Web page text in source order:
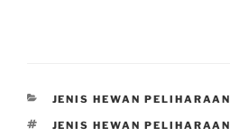
CATEGORIES
JENIS HEWAN PELIHARAAN
TAGS
JENIS HEWAN